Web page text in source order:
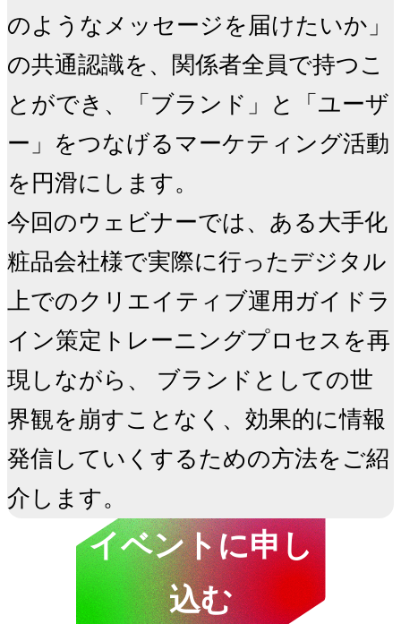
のようなメッセージを届けたいか」
の共通認識を、関係者全員で持つこ
とができ、「ブランド」と「ユーザ
ー」をつなげるマーケティング活動
を円滑にします。
今回のウェビナーでは、ある大手化
粧品会社様で実際に行ったデジタル
上でのクリエイティブ運用ガイドラ
イン策定トレーニングプロセスを再
現しながら、 ブランドとしての世
界観を崩すことなく、効果的に情報
発信していくするための方法をご紹
介します。
イベントに申し
込む